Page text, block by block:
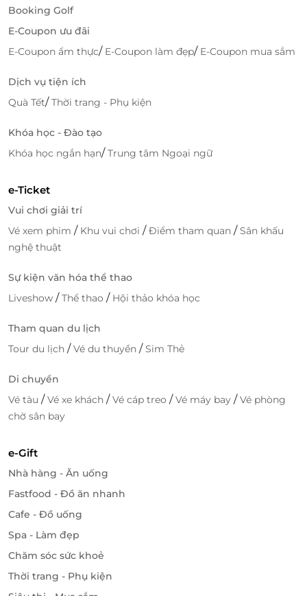
Booking Golf
E-Coupon ưu đãi
E-Coupon ẩm thực/ E-Coupon làm đẹp/ E-Coupon mua sắm
Dịch vụ tiện ích
Quà Tết/Thời trang - Phụ kiện
Khóa học - Đào tạo
Khóa học ngắn hạn/Trung tâm Ngoại ngữ
e-Ticket
Vui chơi giải trí
Vé xem phim / Khu vui chơi /Điểm tham quan /Sân khấu
nghệ thuật
Sự kiện văn hóa thể thao
Liveshow /Thể thao / Hội thảo khóa học
Tham quan du lịch
Tour du lịch /Vé du thuyền /Sim Thẻ
Di chuyển
Vé tàu /Vé xe khách /Vé cáp treo /Vé máy bay /Vé phòng
chờ sân bay
e-Gift
Nhà hàng - Ăn uống
Fastfood - Đồ ăn nhanh
Cafe - Đồ uống
Spa - Làm đẹp
Chăm sóc sức khoẻ
Thời trang - Phụ kiện